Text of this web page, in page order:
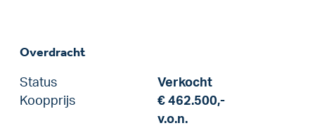
Overdracht
Status
Verkocht
Koopprijs
€ 462.500,-
v.o.n.